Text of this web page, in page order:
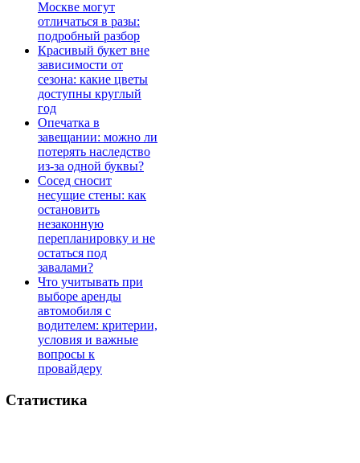
Москве могут
отличаться в разы:
подробный разбор
Красивый букет вне
зависимости от
сезона: какие цветы
доступны круглый
год
Опечатка в
завещании: можно ли
потерять наследство
из-за одной буквы?
Сосед сносит
несущие стены: как
остановить
незаконную
перепланировку и не
остаться под
завалами?
Что учитывать при
выборе аренды
автомобиля с
водителем: критерии,
условия и важные
вопросы к
провайдеру
Статистика